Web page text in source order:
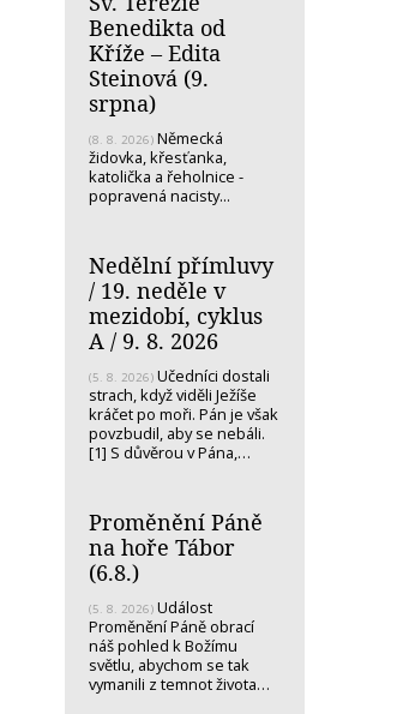
Benedikta od
Kříže – Edita
Steinová (9.
srpna)
(8. 8. 2026) Německá
židovka, křesťanka,
katolička a řeholnice -
popravená nacisty...
Nedělní přímluvy
/ 19. neděle v
mezidobí, cyklus
A / 9. 8. 2026
(5. 8. 2026) Učedníci dostali
strach, když viděli Ježíše
kráčet po moři. Pán je však
povzbudil, aby se nebáli.
[1] S důvěrou v Pána,…
Proměnění Páně
na hoře Tábor
(6.8.)
(5. 8. 2026) Událost
Proměnění Páně obrací
náš pohled k Božímu
světlu, abychom se tak
vymanili z temnot života…